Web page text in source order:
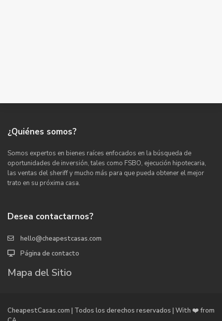
¿Quiénes somos?
Somos expertos en bienes raíces enfocados en la búsqueda de
oportunidades de inversión, tales como FSBO, ejecución hipotecaria,
las ventas del sheriff y mucho más para que pueda obtener el mejor
trato en su próxima casa.
Desea contactarnos?
hello@cheapestcasas.com
Página de contacto
Mapa del Sitio
CheapestCasas.com | Todos los derechos reservados | With ❤️ from